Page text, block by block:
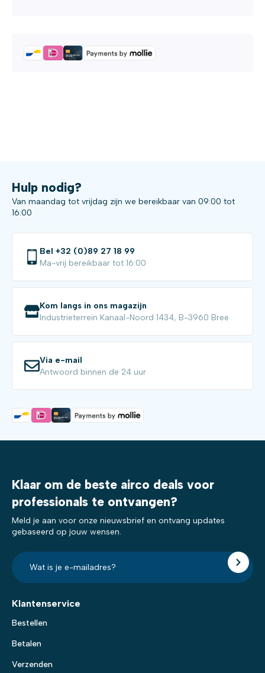
Hulp nodig?
Van maandag tot vrijdag zijn we bereikbaar van 09:00 tot
16:00
Bel +32 (0)89 27 18 99
Ma-vrij bereikbaar tot 16:00
Kom langs in ons magazijn
Industrieterrein Kanaal-Noord 1434, B-3960 Bree
Via e-mail
Antwoord binnen de 24 uur
Klaar om de beste airco deals voor
professionals te ontvangen?
Meld je aan voor onze nieuwsbrief en ontvang updates
gebaseerd op jouw wensen.
E-
mailadres?
*
Klantenservice
Bestellen
Betalen
Verzenden